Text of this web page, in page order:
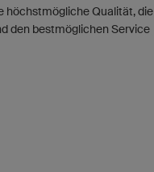
höchstmögliche Qualität, die
den bestmöglichen Service